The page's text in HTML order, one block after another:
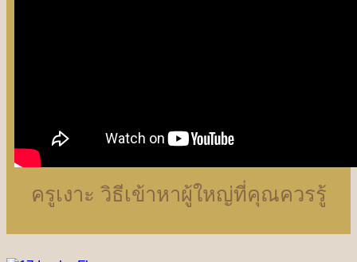
ครูเงาะ วิธีเข้าหาผู้ใหญ่ที่คุณควรรู้